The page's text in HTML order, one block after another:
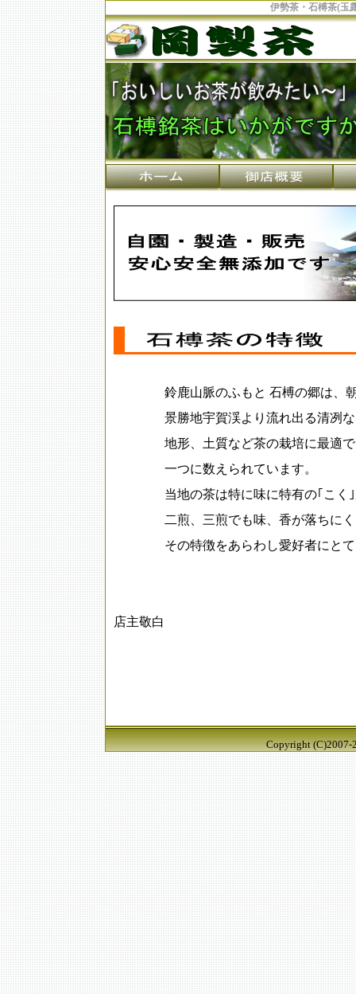
伊勢茶・石榑茶(玉
鈴鹿山脈のふもと 石榑の郷は、朝
景勝地宇賀渓より流れ出る清冽な
地形、土質など茶の栽培に最適で
一つに数えられています。
当地の茶は特に味に特有の｢こく｣
二煎、三煎でも味、香が落ちにくく
その特徴をあらわし愛好者にとて
店主敬白
Copyright (C)2007-